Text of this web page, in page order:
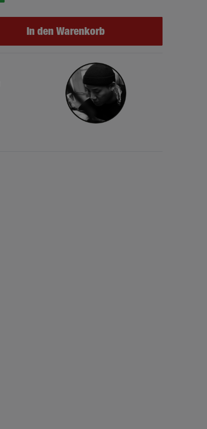
In den Warenkorb